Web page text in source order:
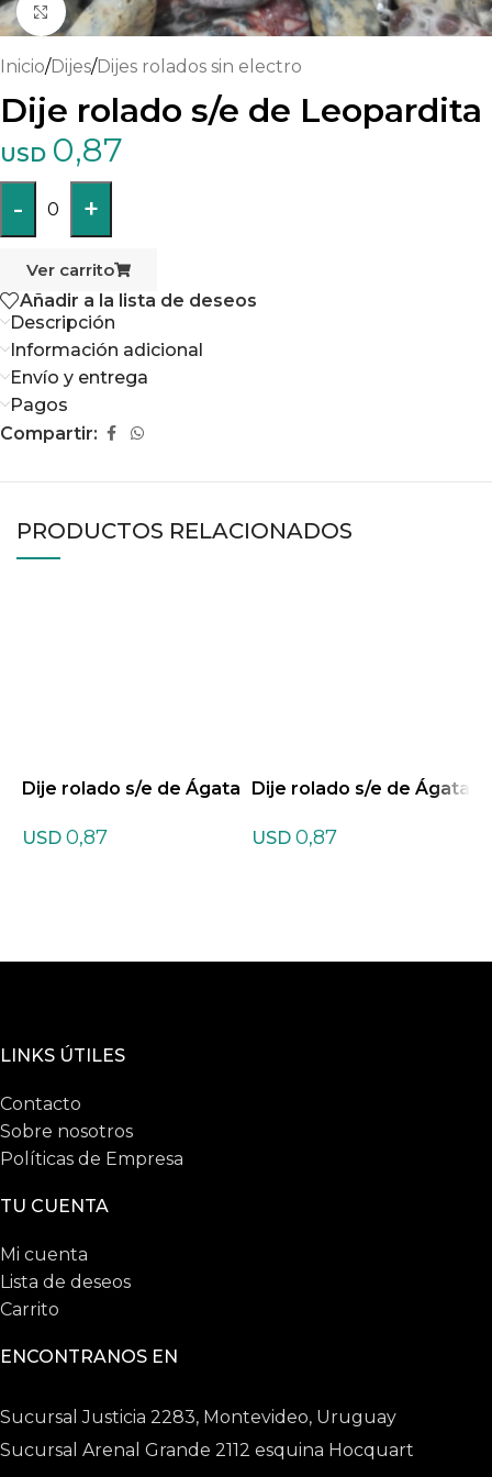
Haga clic para ampliar
Inicio/Dijes/Dijes rolados sin electro
Dije rolado s/e de Leopardita
USD 0,87
- 0 +
Ver carrito
Añadir a la lista de deseos
Descripción
Información adicional
Envío y entrega
Pagos
Compartir:
PRODUCTOS RELACIONADOS
Dije rolado s/e de Ágata
USD 0,87
Dije rolado s/e de Ágata
USD 0,87
LINKS ÚTILES
Contacto
Sobre nosotros
Políticas de Empresa
TU CUENTA
Mi cuenta
Lista de deseos
Carrito
ENCONTRANOS EN
Sucursal Justicia 2283, Montevideo, Uruguay
Sucursal Arenal Grande 2112 esquina Hocquart